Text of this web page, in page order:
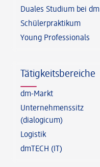
Duales Studium bei dm
Schülerpraktikum
Young Professionals
Tätigkeitsbereiche
dm-Markt
Unternehmenssitz
(dialogicum)
Logistik
dmTECH (IT)